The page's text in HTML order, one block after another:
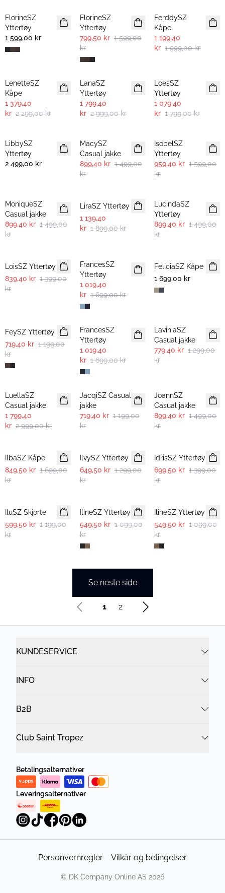
FlorineSZ
Yttertøy
1 599,00 kr
FlorineSZ
Yttertøy
799,50 kr 1 599,00
kr
FerddySZ
Kåpe
1 199,40
kr 1 999,00 kr
LenetteSZ
Kåpe
1 379,40
kr 2 299,00 kr
-40%
LanaSZ
Yttertøy
1 799,40
kr 2 999,00 kr
LoesSZ
Yttertøy
1 079,40
kr 1 799,00 kr
LibbySZ
Yttertøy
2 499,00 kr
MacySZ
Casual jakke
899,40 kr 1 499,00
kr
IsobelSZ
Yttertøy
959,40 kr 1 599,00
kr
MoniqueSZ
Casual jakke
899,40 kr 1 499,00
kr
LiraSZ Yttertøy
1 139,40
kr 1 899,00 kr
LucindaSZ
Yttertøy
899,40 kr 1 499,00
kr
LoisSZ Yttertøy
839,40 kr 1 399,00
kr
FrancesSZ
Yttertøy
1 019,40
kr 1 699,00 kr
FeliciaSZ Kåpe
1 699,00 kr
FeySZ Yttertøy
719,40 kr 1 199,00
kr
-40%
FrancesSZ
Yttertøy
1 019,40
kr 1 699,00 kr
LaviniaSZ
Casual jakke
779,40 kr 1 299,00
kr
LuellaSZ
Casual jakke
1 799,40
kr 2 999,00 kr
-40%
JacqiSZ Casual
jakke
719,40 kr 1 199,00
kr
JoannSZ
Casual jakke
899,40 kr 1 499,00
kr
IlbaSZ Kåpe
849,50 kr 1 699,00
kr
IlvySZ Yttertøy
649,50 kr 1 299,00
kr
IdrisSZ Yttertøy
699,50 kr 1 399,00
kr
IluSZ Skjorte
599,50 kr 1 199,00
kr
IlineSZ Yttertøy
549,50 kr 1 099,00
kr
IlineSZ Yttertøy
549,50 kr 1 099,00
kr
Se neste side
1 2
KUNDESERVICE
INFO
B2B
Club Saint Tropez
Betalingsalternativer
Leveringsalternativer
Personvernregler Vilkår og betingelser
© DK Company Online AS 2026